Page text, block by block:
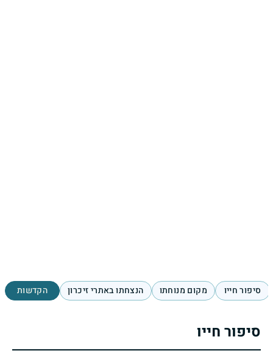
סיפור חייו מקום מנוחתו הנצחתו באתרי זיכרון הקדשות
סיפור חייו